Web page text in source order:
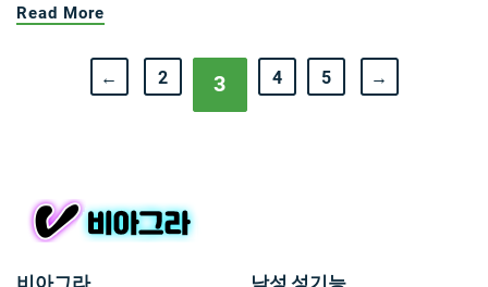
Read More
← 2 3 4 5 →
비아그라 남성 성기능